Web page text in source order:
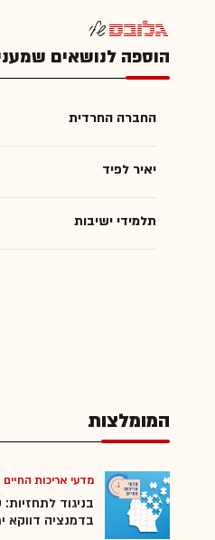
הוספה לנושאים
החברה החרדית
יאיר לפיד
תלמידי ישיבות
המומלצות
מדעי אריכות החיים
בניגוד
בדמנציה דווקא